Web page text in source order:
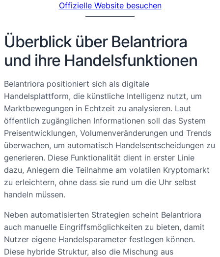
Offizielle Website besuchen
Überblick über Belantriora
und ihre Handelsfunktionen
Belantriora positioniert sich als digitale
Handelsplattform, die künstliche Intelligenz nutzt, um
Marktbewegungen in Echtzeit zu analysieren. Laut
öffentlich zugänglichen Informationen soll das System
Preisentwicklungen, Volumenveränderungen und Trends
überwachen, um automatisch Handelsentscheidungen zu
generieren. Diese Funktionalität dient in erster Linie
dazu, Anlegern die Teilnahme am volatilen Kryptomarkt
zu erleichtern, ohne dass sie rund um die Uhr selbst
handeln müssen.
Neben automatisierten Strategien scheint Belantriora
auch manuelle Eingriffsmöglichkeiten zu bieten, damit
Nutzer eigene Handelsparameter festlegen können.
Diese hybride Struktur, also die Mischung aus